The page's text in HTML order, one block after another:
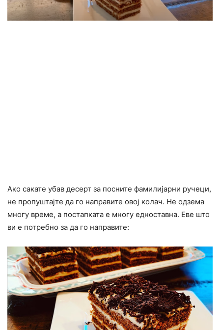
Ако сакате убав десерт за посните фамилијарни ручеци,
не пропуштајте да го направите овој колач. Не одзема
многу време, а постапката е многу едноставна. Еве што
ви е потребно за да го направите: